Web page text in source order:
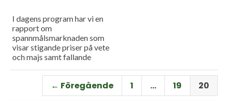
I dagens program har vi en
rapport om
spannmålsmarknaden som
visar stigande priser på vete
och majs samt fallande
premiär för vårt
måndagsprogram med en
längre intervju med Erik
← Föregående 1 … 19 20